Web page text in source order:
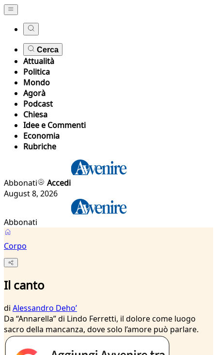
Cerca
Attualità
Politica
Mondo
Agorà
Podcast
Chiesa
Idee e Commenti
Economia
Rubriche
Abbonati
Accedi
August 8, 2026
Abbonati
Corpo
Il canto
di Alessandro Dehoʼ
Da “Annarella” di Lindo Ferretti, il dolore come luogo
sacro della mancanza, dove solo l’amore può parlare.